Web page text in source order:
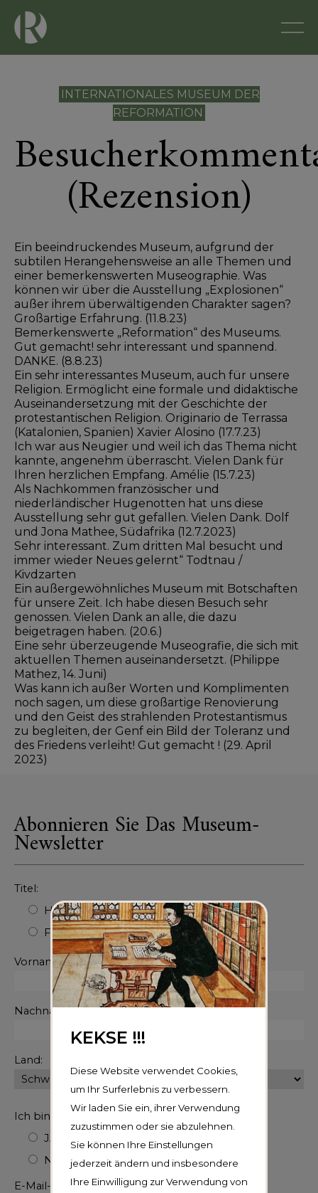
INTERNATIONALES MUSEUM DER
REFORMATION
(Rezension)
Ein beeindruckendes Museum, aufgrund der
subtilen Herangehensweise an alle Themen und
einer bemerkenswerten Museographie. Was
können wir über die Ausstellung „Explosionen“
außer ihrem überwältigenden Charakter sagen?
Großartige Erfahrung. (11.8.23)
Bemerkenswerte „Reformation“ des Museums.
Gut gemacht! sehr interessant und spannend.
DANKE. (8.8.23)
Ein sehr interessantes Museum, auch für unsere
Religion. Ermöglicht eine formale und didaktische
Auseinandersetzung mit der Geschichte der
protestantischen Religion. Originario de Terrassa
(Katalonien, Spanien) Xavier Alosino (17.7.23)
Ich war aus Neugier und weil ich das Thema nicht
kannte, angenehm überrascht. Vielen Dank für
Ihren herzlichen Empfang. Amélie (15.7.23)
Als Nachkommen französischer und
niederländischer Hugenotten hat uns diese
Ausstellung sehr gut gefallen. Vielen Dank. Dolf
und Jona Mathee, Südafrika (12.7.2023)
Sehr interessant. Zum dritten Mal besucht und
immer wieder Neues gelernt“ Todtnau /
Kivdzarten
Ein außergewöhnliches Museum mit Botschaften
für unsere Zeit. Ich habe diesen Besuch sehr
genossen. Vielen Dank an alle, die dazu
beigetragen haben. (20.6.)
Eine sehr überzeugende Museografie, die sich mit
aktuellen Themen auseinandersetzt. (Philippe
Mathez, 14. Juni)
Was kann ich außer Worten und Komplimenten
noch sagen, um diese großartige Renovierung
und den Geist des strahlenden Protestantismus
zu begleiten, der Genf ein Bild der Toleranz und
des Friedens verleiht! Gut gemacht ! (29. April
2023)
Abonnieren Sie Das Museum-
Newsletter
Titel:
Herr
Frau
Vorname:
Nachname:
Land:
Ich bin Mitglied von AMIDUMIR
JA
NEIN
E-Mail-Adresse
KEKSE !!!
Diese Website verwendet Cookies,
um Ihr Surferlebnis zu verbessern.
Wir laden Sie ein, ihrer Verwendung
zuzustimmen oder sie abzulehnen.
Sie können Ihre Einstellungen
jederzeit ändern und insbesondere
Ihre Einwilligung zur Verwendung von